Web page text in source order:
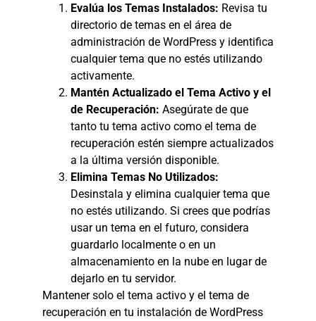
Evalúa los Temas Instalados: Revisa tu
directorio de temas en el área de
administración de WordPress y identifica
cualquier tema que no estés utilizando
activamente.
Mantén Actualizado el Tema Activo y el
de Recuperación: Asegúrate de que
tanto tu tema activo como el tema de
recuperación estén siempre actualizados
a la última versión disponible.
Elimina Temas No Utilizados:
Desinstala y elimina cualquier tema que
no estés utilizando. Si crees que podrías
usar un tema en el futuro, considera
guardarlo localmente o en un
almacenamiento en la nube en lugar de
dejarlo en tu servidor.
Mantener solo el tema activo y el tema de
recuperación en tu instalación de WordPress